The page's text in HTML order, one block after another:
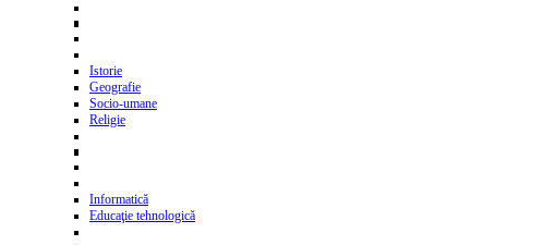
Istorie
Geografie
Socio-umane
Religie
Informatică
Educaţie tehnologică